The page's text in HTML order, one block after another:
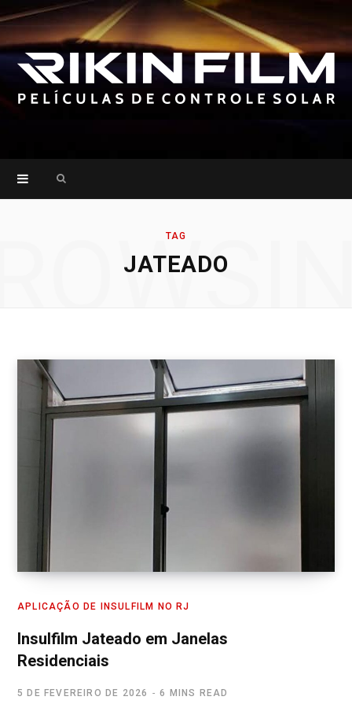
TAG
JATEADO
APLICAÇÃO DE INSULFILM NO RJ
Insulfilm Jateado em Janelas
Residenciais
5 DE FEVEREIRO DE 2026 6 MINS READ